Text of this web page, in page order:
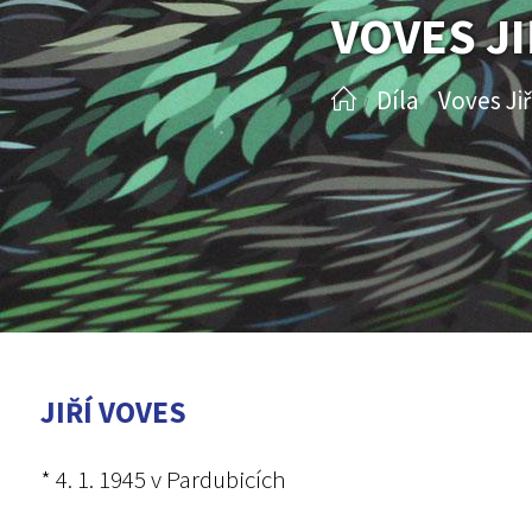
VOVES
/ Díla / Voves
JIŘÍ VOVES
* 4. 1. 1945 v Pardubicích